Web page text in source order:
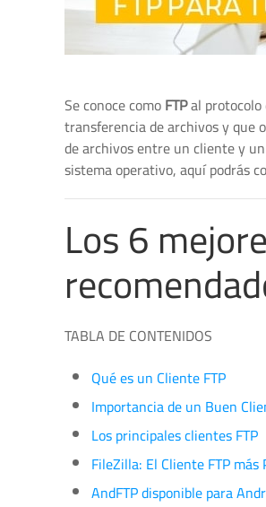
Se conoce comoFTPal protocolo
transferencia de archivos y que
de archivos entre un cliente y
sistema operativo, aquí podrás
Los 6
TABLA DE CONTENIDOS
Qué es un Cliente FTP
Importancia de un Buen
Los principales clientes FTP
FileZilla: El Cliente FTP más
AndFTP disponible para